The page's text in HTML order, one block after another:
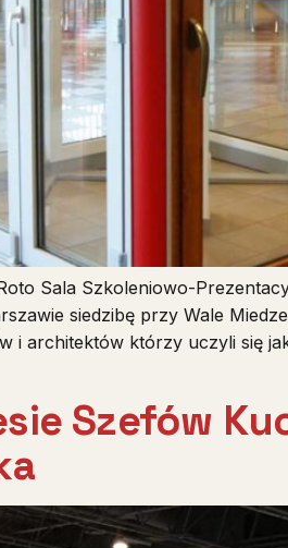
Sala Szkoleniowo-
siedzibę przy Wale
i architektów którzy uczyli się
Szefów